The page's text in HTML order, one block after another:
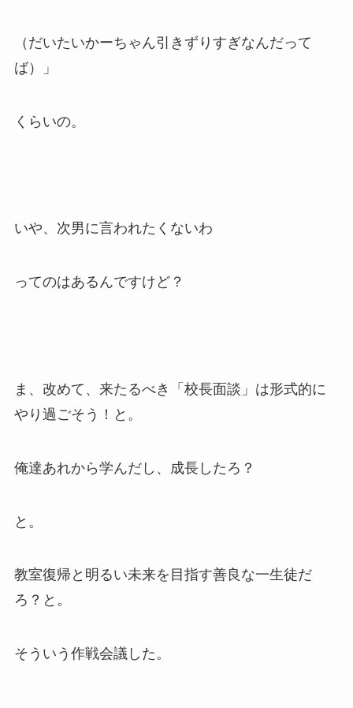
（だいたいかーちゃん引きずりすぎなんだって
ば）」
くらいの。
いや、次男に言われたくないわ
ってのはあるんですけど？
ま、改めて、来たるべき「校長面談」は形式的に
やり過ごそう！と。
俺達あれから学んだし、成長したろ？
と。
教室復帰と明るい未来を目指す善良な一生徒だ
ろ？と。
そういう作戦会議した。